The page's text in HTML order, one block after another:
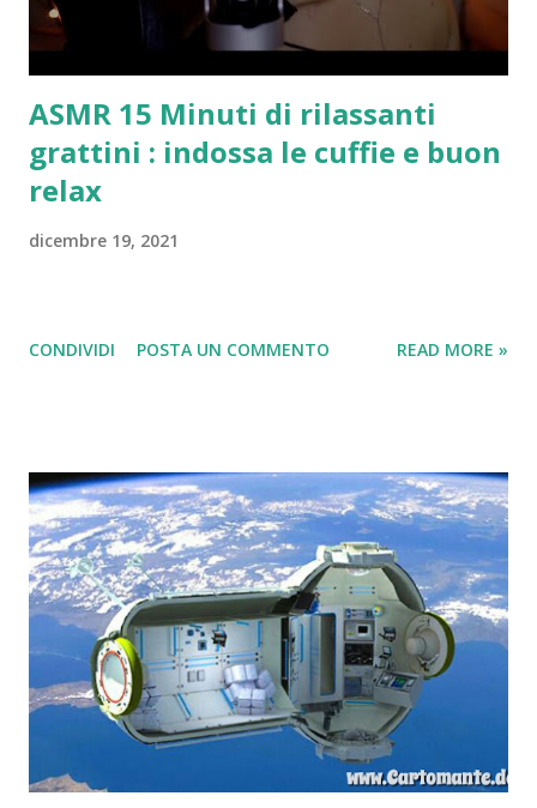
delle monete in argento della valuta di 5 euro, mentre
lo scorso giugno il Belgio aveva rilasciato
settantamila monete da 2,5 euro ...
ASMR 15 Minuti di rilassanti
grattini : indossa le cuffie e buon
relax
dicembre 19, 2021
CONDIVIDI POSTA UN COMMENTO READ MORE »